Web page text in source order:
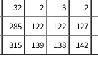
32 2 3 2
285 122 122 127
315 139 138 142